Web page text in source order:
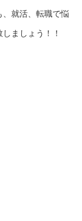
就活、転職で悩
ましょう！！